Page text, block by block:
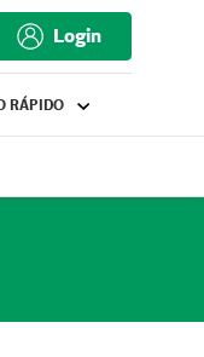
Login
RÁPIDO